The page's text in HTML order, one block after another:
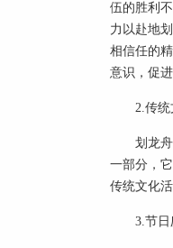
伍的胜利
力以赴地
相信任的
意识，促
2.传统
划龙
一部分，
传统文化
3.节日